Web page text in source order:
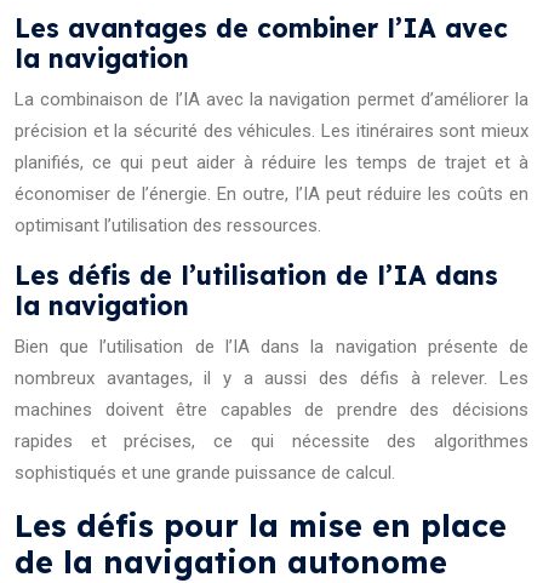
Les avantages de combiner l’IA avec
la navigation
La combinaison de l’IA avec la navigation permet d’améliorer la
précision et la sécurité des véhicules. Les itinéraires sont mieux
planifiés, ce qui peut aider à réduire les temps de trajet et à
économiser de l’énergie. En outre, l’IA peut réduire les coûts en
optimisant l’utilisation des ressources.
Les défis de l’utilisation de l’IA dans
la navigation
Bien que l’utilisation de l’IA dans la navigation présente de
nombreux avantages, il y a aussi des défis à relever. Les
machines doivent être capables de prendre des décisions
rapides et précises, ce qui nécessite des algorithmes
sophistiqués et une grande puissance de calcul.
Les défis pour la mise en place
de la navigation autonome